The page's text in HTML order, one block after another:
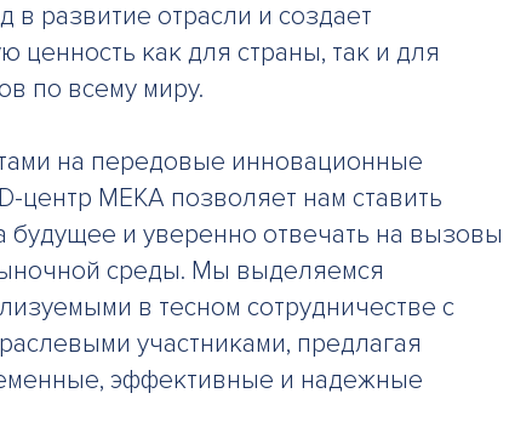
в развитие отрасли и создает
ценность как для страны, так и для
по всему миру.
на передовые инновационные
центр MEKA позволяет нам ставить
будущее и уверенно отвечать на вызовы
среды. Мы выделяемся
в тесном сотрудничестве с
участниками, предлагая
эффективные и надежные